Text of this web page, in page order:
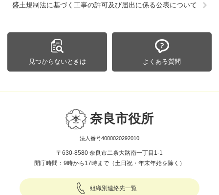
盛土規制法に基づく工事の許可及び届出に係る公表について
見つからないときは よくある質問
奈良市役所
法人番号4000020292010
〒630-8580 奈良市二条大路南一丁目1-1
開庁時間：9時から17時まで（土日祝・年末年始を除く）
組織別連絡先一覧